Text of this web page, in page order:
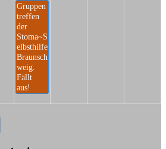
Gruppen
treffen
der
Stoma~S
elbsthilfe
Braunsch
weig.
Fällt
aus!